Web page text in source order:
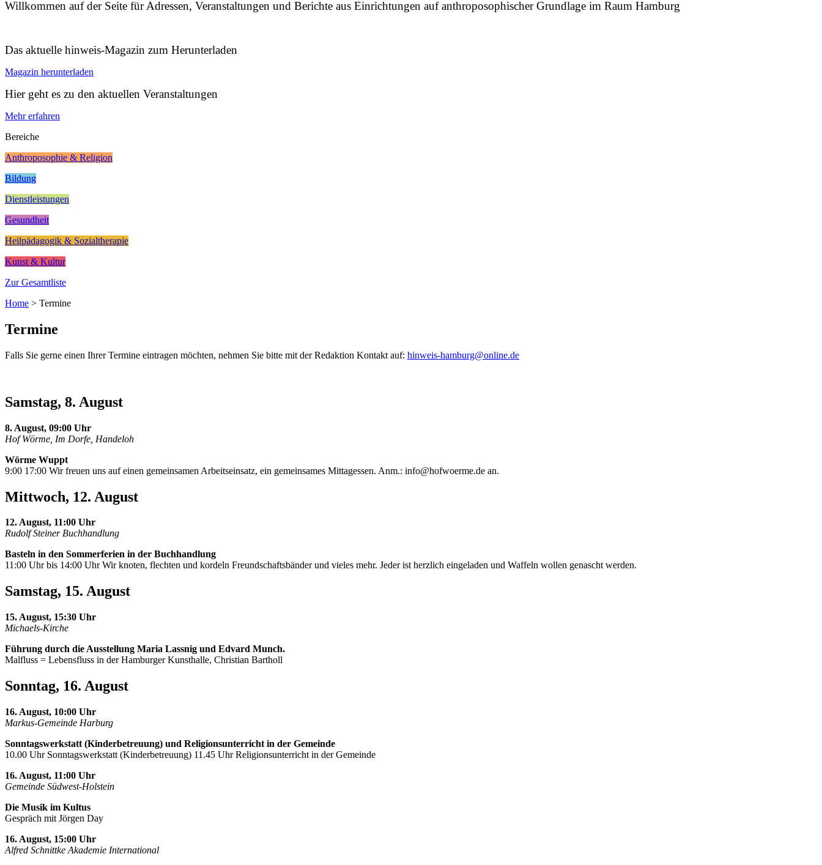
Willkommen auf der Seite für Adressen, Veranstaltungen und Berichte aus Einrichtungen auf anthroposophischer Grundlage im Raum Hamburg
Das aktuelle hinweis-Magazin zum Herunterladen
Magazin herunterladen
Hier geht es zu den aktuellen Veranstaltungen
Mehr erfahren
Bereiche
Anthroposophie & Religion
Bildung
Dienstleistungen
Gesundheit
Heilpädagogik & Sozialtherapie
Kunst & Kultur
Zur Gesamtliste
Home > Termine
Termine
Falls Sie gerne einen Ihrer Termine eintragen möchten, nehmen Sie bitte mit der Redaktion Kontakt auf: hinweis-hamburg@online.de
Samstag, 8. August
8. August, 09:00 Uhr
Hof Wörme, Im Dorfe, Handeloh
Wörme Wuppt
9:00 17:00 Wir freuen uns auf einen gemeinsamen Arbeitseinsatz, ein gemeinsames Mittagessen. Anm.: info@hofwoerme.de an.
Mittwoch, 12. August
12. August, 11:00 Uhr
Rudolf Steiner Buchhandlung
Basteln in den Sommerferien in der Buchhandlung
11:00 Uhr bis 14:00 Uhr Wir knoten, flechten und kordeln Freundschaftsbänder und vieles mehr. Jeder ist herzlich eingeladen und Waffeln wollen genascht werden.
Samstag, 15. August
15. August, 15:30 Uhr
Michaels-Kirche
Führung durch die Ausstellung Maria Lassnig und Edvard Munch.
Malfluss = Lebensfluss in der Hamburger Kunsthalle, Christian Bartholl
Sonntag, 16. August
16. August, 10:00 Uhr
Markus-Gemeinde Harburg
Sonntagswerkstatt (Kinderbetreuung) und Religionsunterricht in der Gemeinde
10.00 Uhr Sonntagswerkstatt (Kinderbetreuung) 11.45 Uhr Religionsunterricht in der Gemeinde
16. August, 11:00 Uhr
Gemeinde Südwest-Holstein
Die Musik im Kultus
Gespräch mit Jörgen Day
16. August, 15:00 Uhr
Alfred Schnittke Akademie International